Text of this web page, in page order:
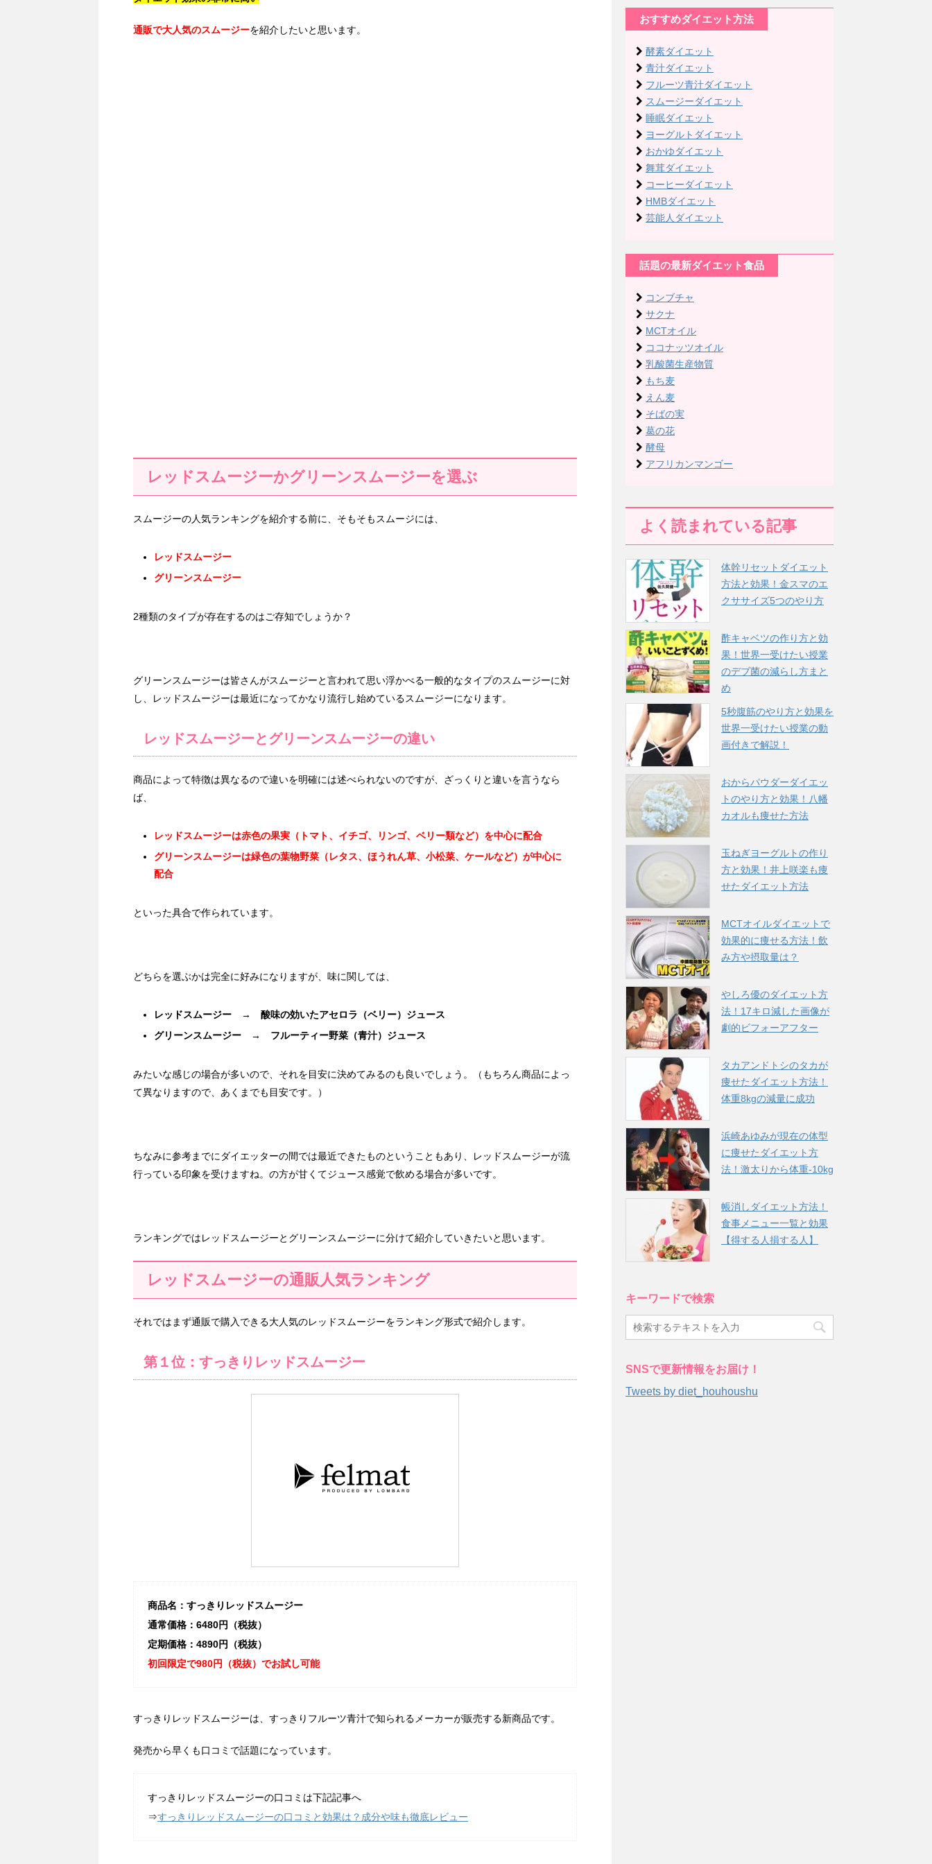
通販で大人気のスムージーを紹介したいと思います。
レッドスムージーかグリーンスムージーを選ぶ
スムージーの人気ランキングを紹介する前に、そもそもスムージには、
レッドスムージー
グリーンスムージー
2種類のタイプが存在するのはご存知でしょうか？
グリーンスムージーは皆さんがスムージーと言われて思い浮かべる一般的なタイプのスムージーに対
し、レッドスムージーは最近になってかなり流行し始めているスムージーになります。
レッドスムージーとグリーンスムージーの違い
商品によって特徴は異なるので違いを明確には述べられないのですが、ざっくりと違いを言うなら
ば、
レッドスムージーは赤色の果実（トマト、イチゴ、リンゴ、ベリー類など）を中心に配合
グリーンスムージーは緑色の葉物野菜（レタス、ほうれん草、小松菜、ケールなど）が中心に
配合
といった具合で作られています。
どちらを選ぶかは完全に好みになりますが、味に関しては、
レッドスムージー → 酸味の効いたアセロラ（ベリー）ジュース
グリーンスムージー → フルーティー野菜（青汁）ジュース
みたいな感じの場合が多いので、それを目安に決めてみるのも良いでしょう。（もちろん商品によっ
て異なりますので、あくまでも目安です。）
ちなみに参考までにダイエッターの間では最近できたものということもあり、レッドスムージーが流
行っている印象を受けますね。の方が甘くてジュース感覚で飲める場合が多いです。
ランキングではレッドスムージーとグリーンスムージーに分けて紹介していきたいと思います。
レッドスムージーの通販人気ランキング
それではまず通販で購入できる大人気のレッドスムージーをランキング形式で紹介します。
第１位：すっきりレッドスムージー
商品名：すっきりレッドスムージー
通常価格：6480円（税抜）
定期価格：4890円（税抜）
初回限定で980円（税抜）でお試し可能
すっきりレッドスムージーは、すっきりフルーツ青汁で知られるメーカーが販売する新商品です。
発売から早くも口コミで話題になっています。
すっきりレッドスムージーの口コミは下記記事へ
⇒すっきりレッドスムージーの口コミと効果は？成分や味も徹底レビュー
おすすめダイエット方法
酵素ダイエット
青汁ダイエット
フルーツ青汁ダイエット
スムージーダイエット
睡眠ダイエット
ヨーグルトダイエット
おかゆダイエット
舞茸ダイエット
コーヒーダイエット
HMBダイエット
芸能人ダイエット
話題の最新ダイエット食品
コンブチャ
サクナ
MCTオイル
ココナッツオイル
乳酸菌生産物質
もち麦
えん麦
そばの実
葛の花
酵母
アフリカンマンゴー
よく読まれている記事
体幹リセットダイエット
方法と効果！金スマのエ
クササイズ5つのやり方
酢キャベツの作り方と効
果！世界一受けたい授業
のデブ菌の減らし方まと
め
5秒腹筋のやり方と効果を
世界一受けたい授業の動
画付きで解説！
おからパウダーダイエッ
トのやり方と効果！八幡
カオルも痩せた方法
玉ねぎヨーグルトの作り
方と効果！井上咲楽も痩
せたダイエット方法
MCTオイルダイエットで
効果的に痩せる方法！飲
み方や摂取量は？
やしろ優のダイエット方
法！17キロ減した画像が
劇的ビフォーアフター
タカアンドトシのタカが
痩せたダイエット方法！
体重8kgの減量に成功
浜崎あゆみが現在の体型
に痩せたダイエット方
法！激太りから体重-10kg
帳消しダイエット方法！
食事メニュー一覧と効果
【得する人損する人】
キーワードで検索
SNSで更新情報をお届け！
Tweets by diet_houhoushu